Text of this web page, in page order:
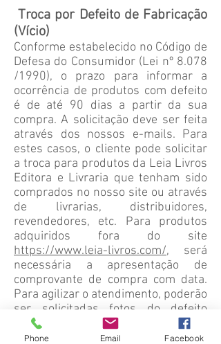
Troca por Defeito de Fabricação
(Vício)
Conforme estabelecido no Código de
Defesa do Consumidor (Lei nº 8.078
/1990), o prazo para informar a
ocorrência de produtos com defeito
é de até 90 dias a partir da sua
compra. A solicitação deve ser feita
através dos nossos e-mails. Para
estes casos, o cliente pode solicitar
a troca para produtos da Leia Livros
Editora e Livraria que tenham sido
comprados no nosso site ou através
de livrarias, distribuidores,
revendedores, etc. Para produtos
adquiridos fora do site
https://www.leia-livros.com/, será
necessária a apresentação de
comprovante de compra com data.
Para agilizar o atendimento, poderão
ser solicitadas fotos do defeito
durante o atendimento.
Phone Email Facebook